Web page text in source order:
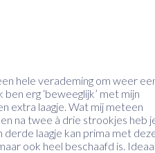
hele verademing om weer
erg ‘beweeglijk’ met mijn
extra laagje. Wat mij meteen
na twee à drie strookjes heb
derde laagje kan prima met
ook heel beschaafd is. Ideaal